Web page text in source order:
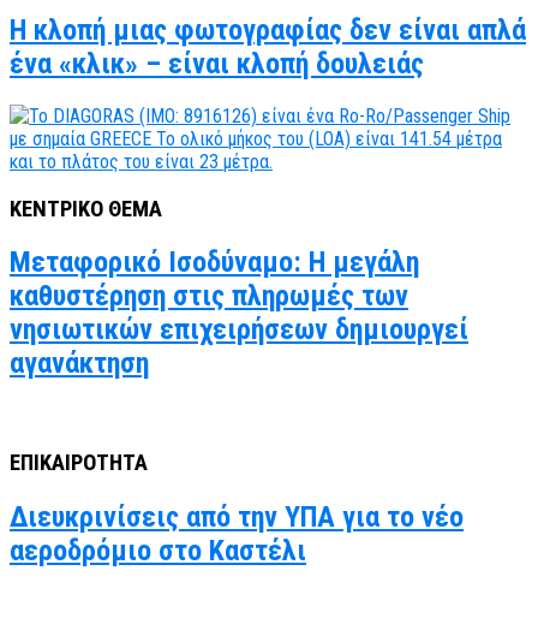
Η κλοπή μιας φωτογραφίας δεν είναι απλά
ένα «κλικ» – είναι κλοπή δουλειάς
ΚΕΝΤΡΙΚΟ ΘΕΜΑ
Μεταφορικό Ισοδύναμο: Η μεγάλη
καθυστέρηση στις πληρωμές των
νησιωτικών επιχειρήσεων δημιουργεί
αγανάκτηση
ΕΠΙΚΑΙΡΟΤΗΤΑ
Διευκρινίσεις από την ΥΠΑ για το νέο
αεροδρόμιο στο Καστέλι